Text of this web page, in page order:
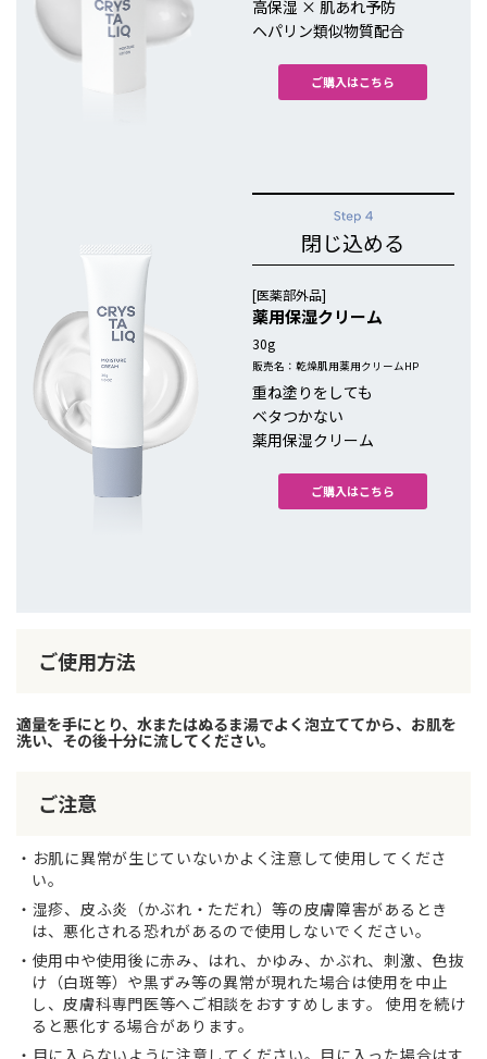
高保湿 × 肌あれ予防
ヘパリン類似物質配合
ご購入はこちら
閉じ込める
[医薬部外品]
薬用保湿クリーム
30g
販売名：乾燥肌用薬用クリームHP
重ね塗りをしても
ベタつかない
薬用保湿クリーム
ご購入はこちら
ご使用方法
適量を手にとり、水またはぬるま湯でよく泡立ててから、お肌を
洗い、その後十分に流してください。
ご注意
お肌に異常が生じていないかよく注意して使用してくださ
い。
湿疹、皮ふ炎（かぶれ・ただれ）等の皮膚障害があるとき
は、悪化される恐れがあるので使用しないでください。
使用中や使用後に赤み、はれ、かゆみ、かぶれ、刺激、色抜
け（白斑等）や黒ずみ等の異常が現れた場合は使用を中止
し、皮膚科専門医等へご相談をおすすめします。 使用を続け
ると悪化する場合があります。